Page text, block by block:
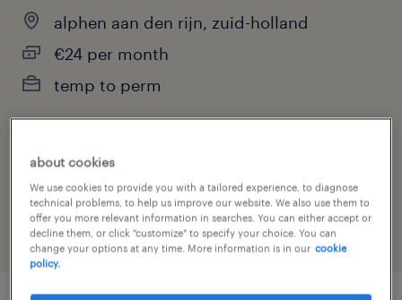
alphen aan den rijn, zuid-holland
€24 per month
temp to perm
job category
warehousing & distribution
about cookies
We use cookies to provide you with a tailored experience, to diagnose
technical problems, to help us improve our website. We also use them to
offer you more relevant information in searches. You can either accept or
decline them, or click "customize" to specify your choice. You can
change your options at any time. More information is in our cookie
policy.